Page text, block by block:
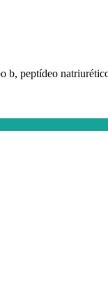
b, peptídeo